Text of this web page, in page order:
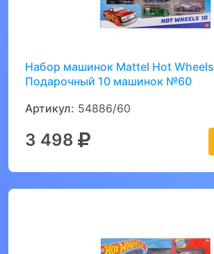
Набор машинок Mattel Hot Wheels
Подарочный 10 машинок №60
Артикул: 54886/60
3 498